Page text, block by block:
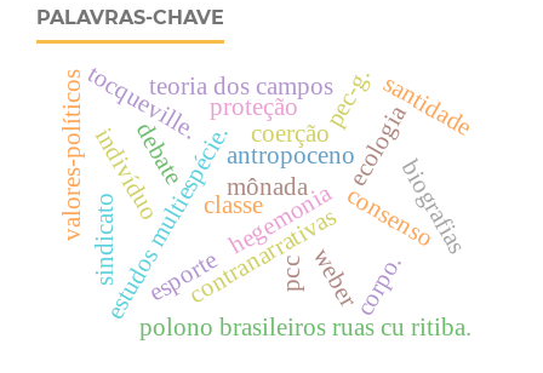
PALAVRAS-CHAVE
contranarrativas
hegemonia
antropocenoecologia
estudos multiespécie. weber
tocqueville.
indivíduo mônada
corpo.
teoria dos campos
consenso
coerção
biografias
polono brasileiros ruas cu ritiba.
santidade
pcc
classe
esporte
debate
sindicato
valores-políticos proteção pec-g.